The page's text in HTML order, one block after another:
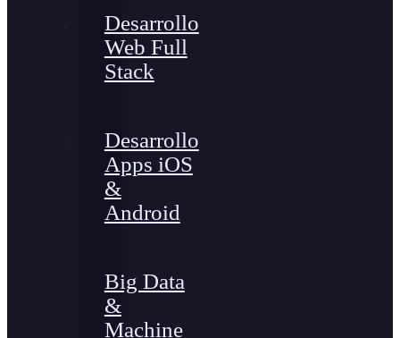
Desarrollo
Web Full
Stack
Desarrollo
Apps iOS
&
Android
Big Data
&
Machine